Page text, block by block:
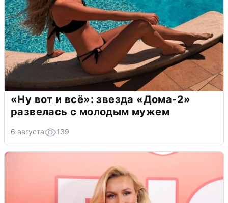
«Ну вот и всё»: звезда «Дома-2»
развелась с молодым мужем
6 августа 139